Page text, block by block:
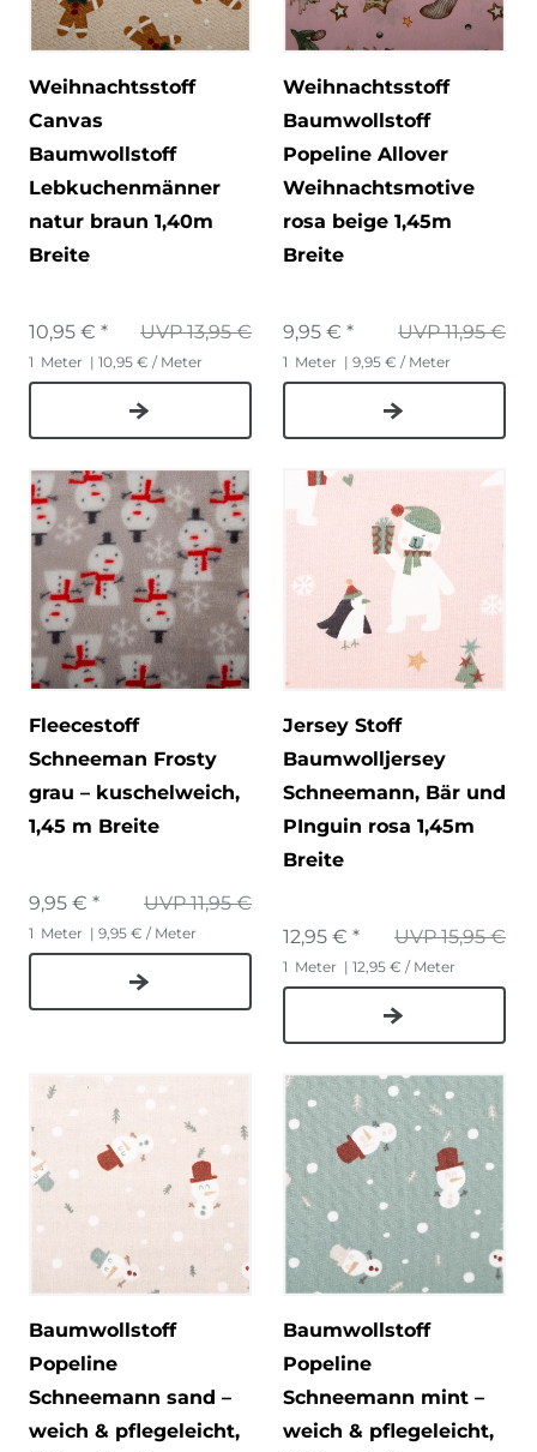
Weihnachtsstoff
Canvas
Baumwollstoff
Lebkuchenmänner
natur braun 1,40m
Breite
UVP 13,95 €
10,95 € *
1 Meter | 10,95 € / Meter
Weihnachtsstoff
Baumwollstoff
Popeline Allover
Weihnachtsmotive
rosa beige 1,45m
Breite
UVP 11,95 €
9,95 € *
1 Meter | 9,95 € / Meter
Fleecestoff
Schneeman Frosty
grau – kuschelweich,
1,45 m Breite
UVP 11,95 €
9,95 € *
1 Meter | 9,95 € / Meter
Jersey Stoff
Baumwolljersey
Schneemann, Bär und
PInguin rosa 1,45m
Breite
UVP 15,95 €
12,95 € *
1 Meter | 12,95 € / Meter
Baumwollstoff
Popeline
Schneemann sand –
weich & pflegeleicht,
Baumwollstoff
Popeline
Schneemann mint –
weich & pflegeleicht,